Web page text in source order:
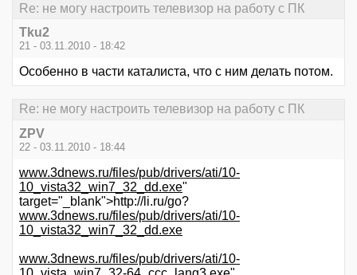
Re: не могу настроить телевизор на работу с ПК
Tku2
21 - 03.11.2010 - 18:42
Особенно в части каталиста, что с ним делать потом.
Re: не могу настроить телевизор на работу с ПК
ZPV
22 - 03.11.2010 - 18:44
www.3dnews.ru/files/pub/drivers/ati/10-
10_vista32_win7_32_dd.exe"
target="_blank">http://li.ru/go?
www.3dnews.ru/files/pub/drivers/ati/10-
10_vista32_win7_32_dd.exe
www.3dnews.ru/files/pub/drivers/ati/10-